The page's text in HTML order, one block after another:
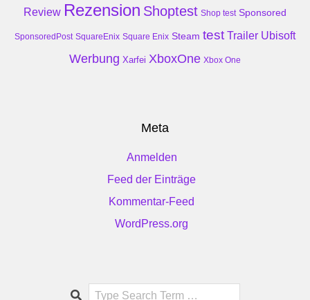
Review Rezension Shoptest Shop test Sponsored
SponsoredPost SquareEnix Square Enix Steam test Trailer Ubisoft
Werbung Xarfei XboxOne Xbox One
Meta
Anmelden
Feed der Einträge
Kommentar-Feed
WordPress.org
Search